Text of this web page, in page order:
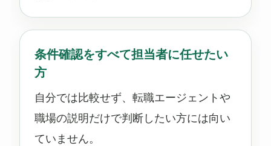
条件確認をすべて担当者に任せたい
方
自分では比較せず、転職エージェントや
職場の説明だけで判断したい方には向い
ていません。